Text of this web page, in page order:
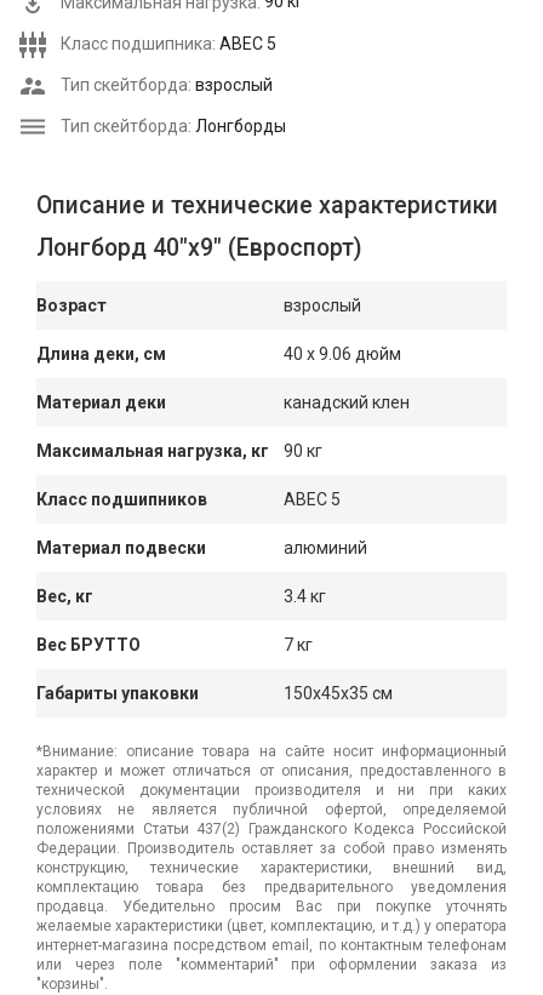
Класс подшипника: ABEC 5
Тип скейтборда: взрослый
Тип скейтборда: Лонгборды
Описание и технические характеристики
Лонгборд 40"х9" (Евроспорт)
Возраст взрослый
Длина деки, см 40 х 9.06 дюйм
Материал деки канадский клен
Максимальная нагрузка, кг 90 кг
Класс подшипников ABEC 5
Материал подвески алюминий
Вес, кг 3.4 кг
Вес БРУТТО 7 кг
Габариты упаковки 150x45x35 см
*Внимание: описание товара на сайте носит информационный
характер и может отличаться от описания, предоставленного в
технической документации производителя и ни при каких
условиях не является публичной офертой, определяемой
положениями Статьи 437(2) Гражданского Кодекса Российской
Федерации. Производитель оставляет за собой право изменять
конструкцию, технические характеристики, внешний вид,
комплектацию товара без предварительного уведомления
продавца. Убедительно просим Вас при покупке уточнять
желаемые характеристики (цвет, комплектацию, и т.д.) у оператора
интернет-магазина посредством email, по контактным телефонам
или через поле "комментарий" при оформлении заказа из
"корзины".